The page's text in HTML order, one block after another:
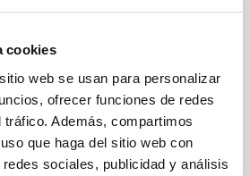
cookies
web se usan para personalizar
ofrecer funciones de redes
Además, compartimos
que haga del sitio web con
sociales, publicidad y análisis
precisos. Este sistema
Proyecta patrones de
cámaras. Dado que las